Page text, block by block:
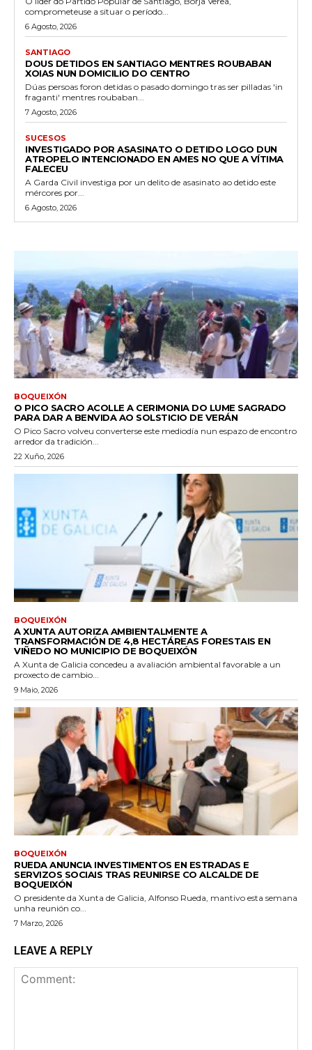
comprometeuse a situar o período...
6 Agosto, 2026
SANTIAGO
DOUS DETIDOS EN SANTIAGO MENTRES ROUBABAN
XOIAS NUN DOMICILIO DO CENTRO
Dúas persoas foron detidas o pasado domingo tras ser pilladas 'in
fraganti' mentres roubaban...
7 Agosto, 2026
SUCESOS
INVESTIGADO POR ASASINATO O DETIDO LOGO DUN
ATROPELO INTENCIONADO EN AMES NO QUE A VÍTIMA
FALECEU
A Garda Civil investiga por un delito de asasinato ao detido este
mércores por...
6 Agosto, 2026
BOQUEIXÓN
O PICO SACRO ACOLLE A CERIMONIA DO LUME SAGRADO
PARA DAR A BENVIDA AO SOLSTICIO DE VERÁN
O Pico Sacro volveu converterse este mediodía nun espazo de encontro
arredor da tradición...
22 Xuño, 2026
BOQUEIXÓN
A XUNTA AUTORIZA AMBIENTALMENTE A
TRANSFORMACIÓN DE 4,8 HECTÁREAS FORESTAIS EN
VIÑEDO NO MUNICIPIO DE BOQUEIXÓN
A Xunta de Galicia concedeu a avaliación ambiental favorable a un
proxecto de cambio...
9 Maio, 2026
BOQUEIXÓN
RUEDA ANUNCIA INVESTIMENTOS EN ESTRADAS E
SERVIZOS SOCIAIS TRAS REUNIRSE CO ALCALDE DE
BOQUEIXÓN
O presidente da Xunta de Galicia, Alfonso Rueda, mantivo esta semana
unha reunión co...
7 Marzo, 2026
LEAVE A REPLY